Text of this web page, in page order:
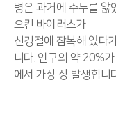
병은 과거에 수두를 앓
으킨 바이러스가
신경절에 잠복해 있다
니다. 인구의 약 20%
에서 가장 장 발생합니